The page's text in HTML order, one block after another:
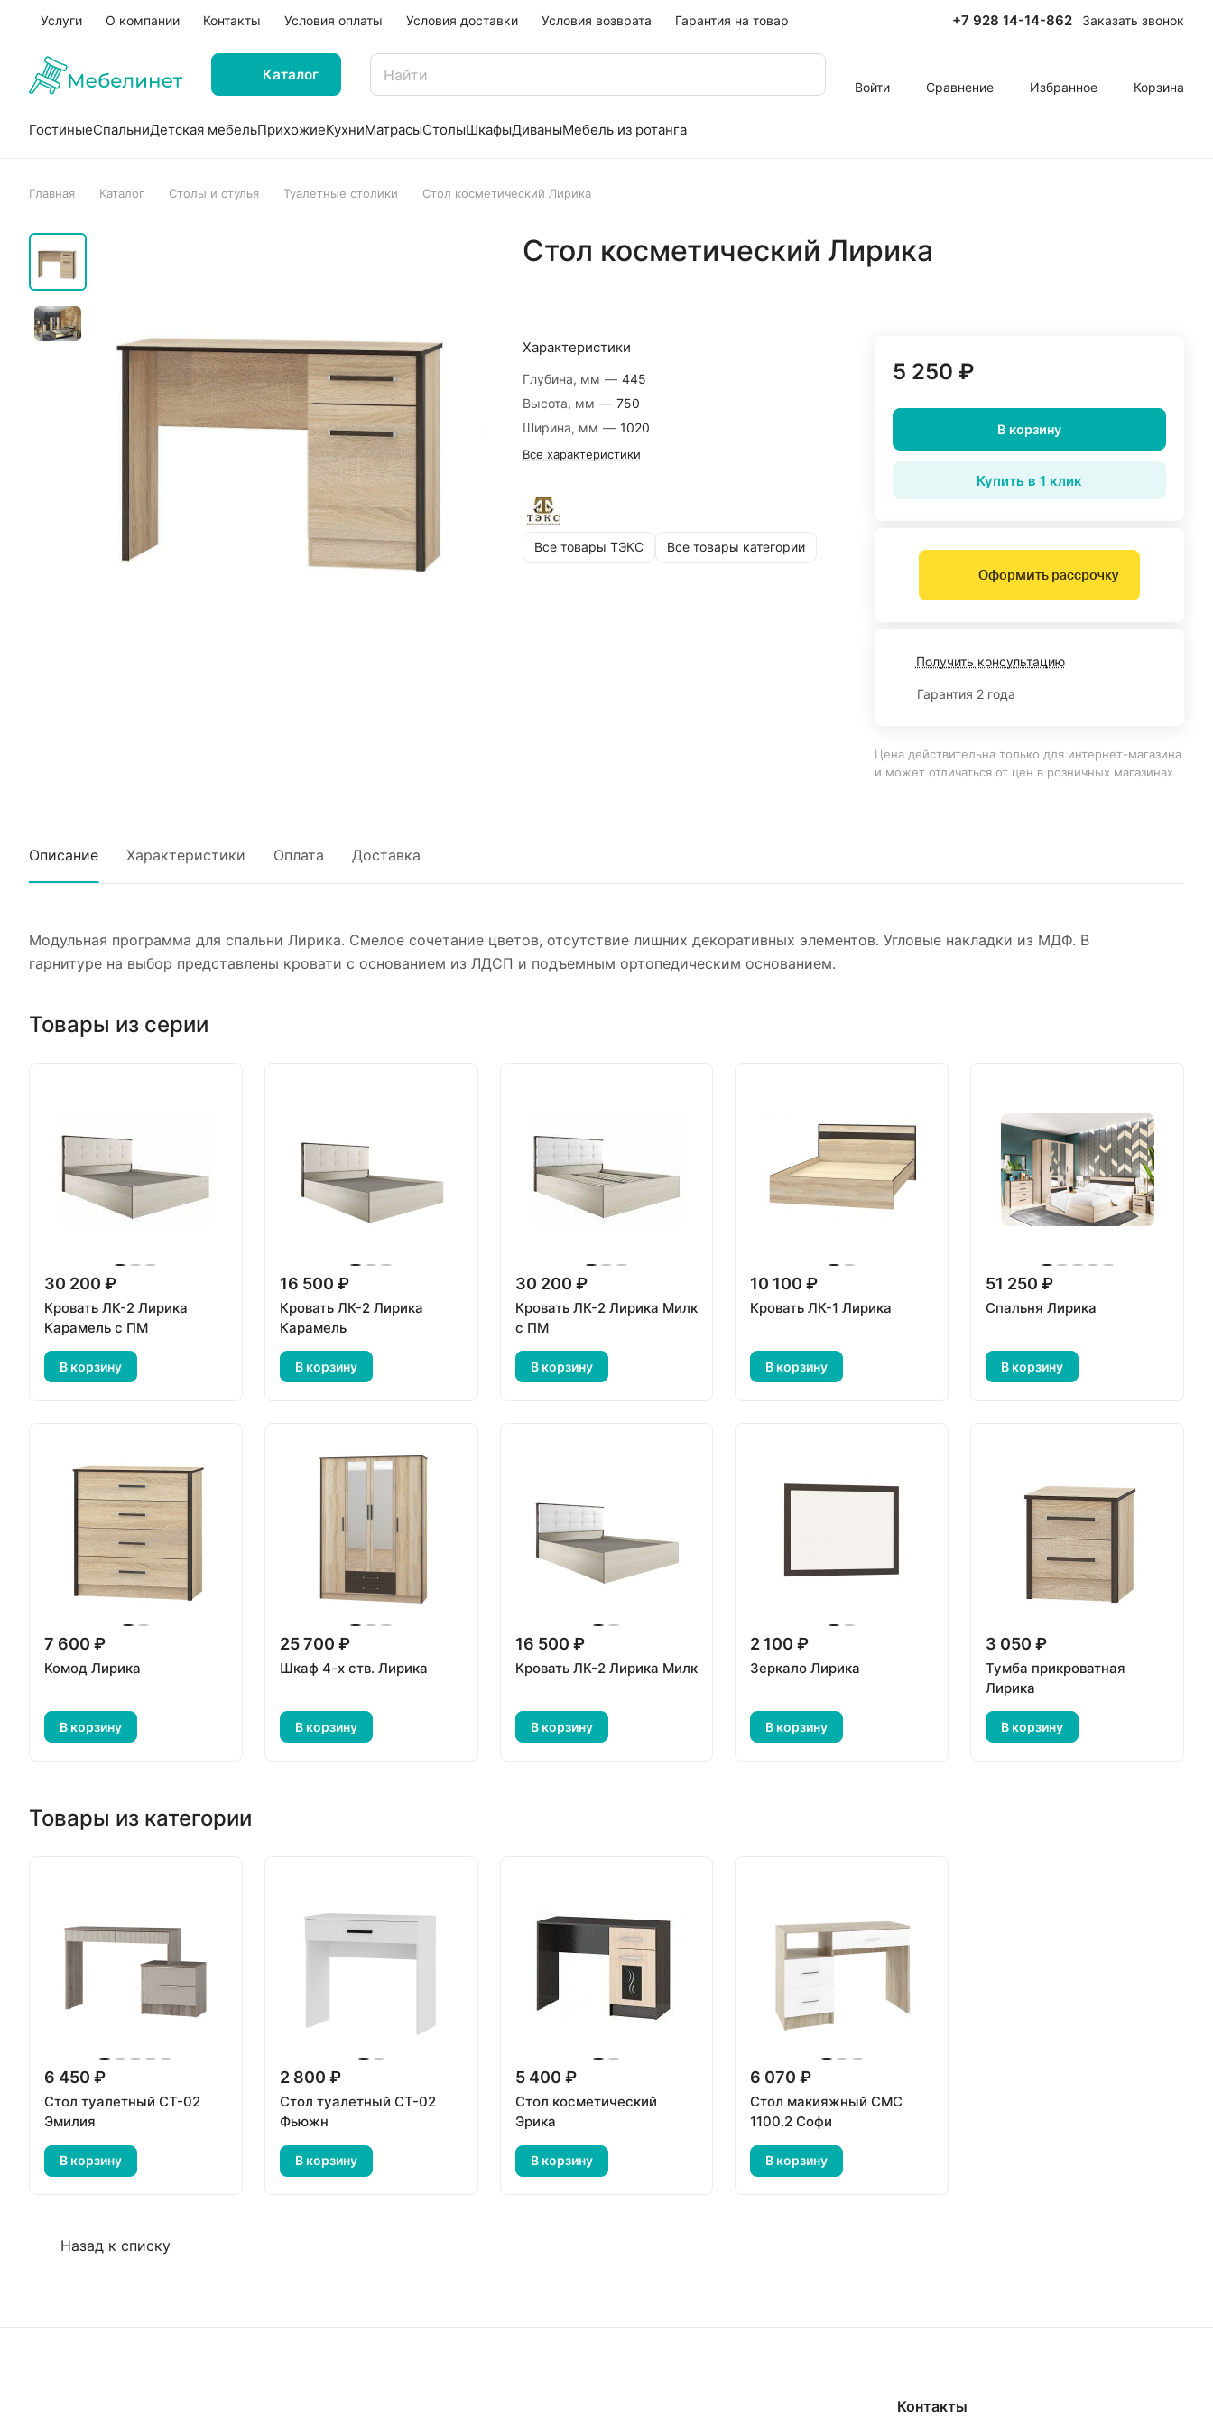
Услуги О компании Контакты Условия оплаты Условия доставки Условия возврата Гарантия на товар +7 928 14-14-862 Заказать звонок
Каталог
Войти Сравнение Избранное Корзина
ГостиныеСпальниДетская мебельПрихожиеКухниМатрасыСтолыШкафыДиваныМебель из ротанга
Главная Каталог Столы и стулья Туалетные столики Стол косметический Лирика
Стол косметический Лирика
Характеристики
Глубина, мм — 445
Высота, мм — 750
Ширина, мм — 1020
Все характеристики
Все товары ТЭКС Все товары категории
5 250 ₽
В корзину
Купить в 1 клик
Оформить рассрочку
Получить консультацию
Гарантия 2 года
Цена действительна только для интернет-магазина
и может отличаться от цен в розничных магазинах
Описание Характеристики Оплата Доставка
Модульная программа для спальни Лирика. Смелое сочетание цветов, отсутствие лишних декоративных элементов. Угловые накладки из МДФ. В
гарнитуре на выбор представлены кровати с основанием из ЛДСП и подъемным ортопедическим основанием.
Товары из серии
30 200 ₽
Кровать ЛК-2 Лирика
Карамель с ПМ
В корзину
16 500 ₽
Кровать ЛК-2 Лирика
Карамель
В корзину
30 200 ₽
Кровать ЛК-2 Лирика Милк
с ПМ
В корзину
10 100 ₽
Кровать ЛК-1 Лирика
В корзину
51 250 ₽
Спальня Лирика
В корзину
7 600 ₽
Комод Лирика
В корзину
25 700 ₽
Шкаф 4-х ств. Лирика
В корзину
16 500 ₽
Кровать ЛК-2 Лирика Милк
В корзину
2 100 ₽
Зеркало Лирика
В корзину
3 050 ₽
Тумба прикроватная
Лирика
В корзину
Товары из категории
6 450 ₽
Стол туалетный СТ-02
Эмилия
В корзину
2 800 ₽
Стол туалетный СТ-02
Фьюжн
В корзину
5 400 ₽
Стол косметический
Эрика
В корзину
6 070 ₽
Стол макияжный СМС
1100.2 Софи
В корзину
Назад к списку
Контакты